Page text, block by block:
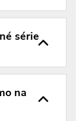
série
na